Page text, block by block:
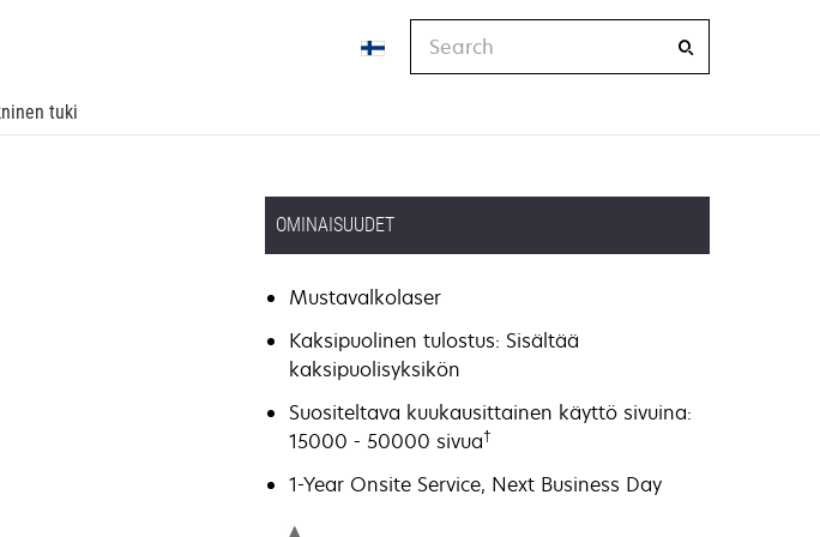
tuki
OMINAISUUDET
Mustavalkolaser
Kaksipuolinen tulostus: Sisältää
kaksipuolisyksikön
Suositeltava kuukausittainen käyttö sivuina:
15000 - 50000 sivua†
1-Year Onsite Service, Next Business Day